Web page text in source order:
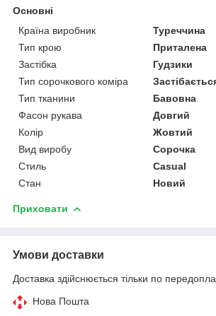
Основні
Країна виробник
Туреччина
Тип крою
Приталена
Застібка
Гудзики
Тип сорочкового коміра
Тип тканини
Бавовна
Фасон рукава
Довгий
Колір
Жовтий
Вид виробу
Сорочка
Стиль
Casual
Стан
Новий
Приховати
Умови доставки
Доставка здійснюється тільки по
Нова Пошта